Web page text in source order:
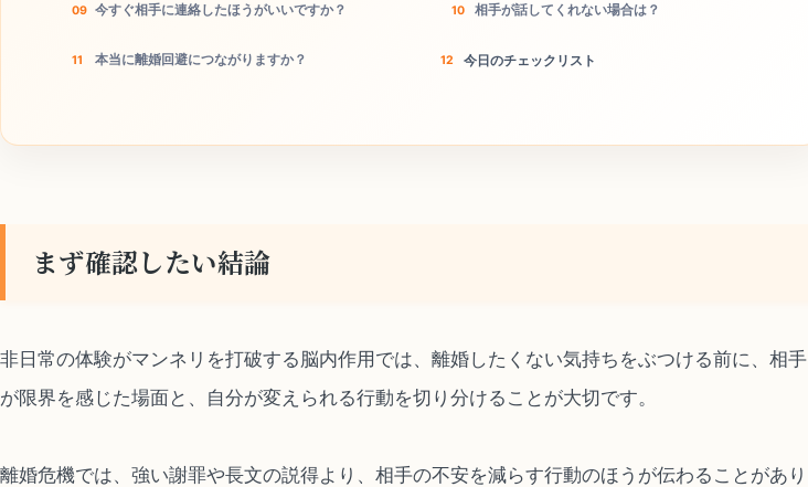
今すぐ相手に連絡したほうがいいですか？ 相手が話してくれない場合は？
本当に離婚回避につながりますか？ 今日のチェックリスト
まず確認したい結論
非日常の体験がマンネリを打破する脳内作用では、離婚したくない気持ちをぶつける前に、相手
が限界を感じた場面と、自分が変えられる行動を切り分けることが大切です。
離婚危機では、強い謝罪や長文の説得より、相手の不安を減らす行動のほうが伝わることがあり